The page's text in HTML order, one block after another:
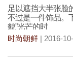
足以遮挡大半张脸
不过是一件饰品。
貌”光芒的时
时尚朝鲜 | 2016-